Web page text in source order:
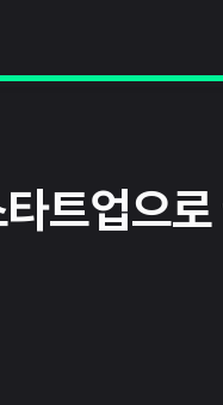
트업으